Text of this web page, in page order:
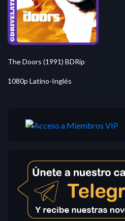
The Doors (1991) BDRip
1080p Latino-Inglés